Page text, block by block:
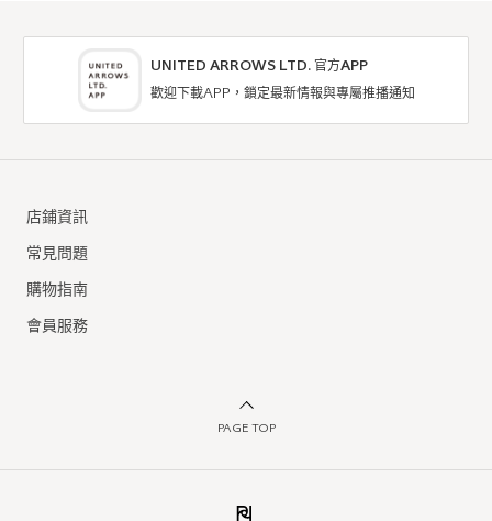
UNITED ARROWS LTD. 官方APP
歡迎下載APP，鎖定最新情報與專屬推播通知
店鋪資訊
常見問題
購物指南
會員服務
PAGE TOP